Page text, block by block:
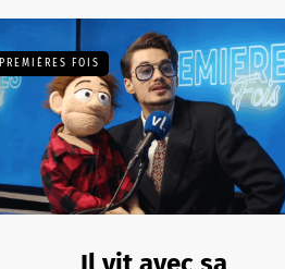
PREMIÈRES FOIS